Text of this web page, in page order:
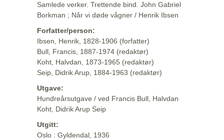
Samlede verker. Trettende bind. John Gabriel
Borkman ; Når vi døde vågner / Henrik Ibsen
Forfatter/person:
Ibsen, Henrik, 1828-1906 (forfatter)
Bull, Francis, 1887-1974 (redaktør)
Koht, Halvdan, 1873-1965 (redaktør)
Seip, Didrik Arup, 1884-1963 (redaktør)
Utgave:
Hundreårsutgave / ved Francis Bull, Halvdan
Koht, Didrik Arup Seip
Utgitt:
Oslo : Gyldendal, 1936